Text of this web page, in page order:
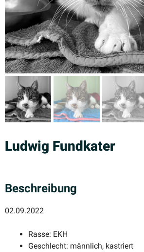
Ludwig Fundkater
Beschreibung
02.09.2022
Rasse: EKH
Geschlecht: männlich, kastriert